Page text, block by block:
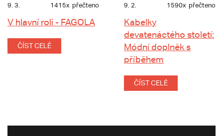
9. 3. 1415x přečteno
V hlavní roli - FAGOLA
ČÍST CELÉ
9. 2. 1590x přečteno
Kabelky
devatenáctého století:
Módní doplněk s
příběhem
ČÍST CELÉ